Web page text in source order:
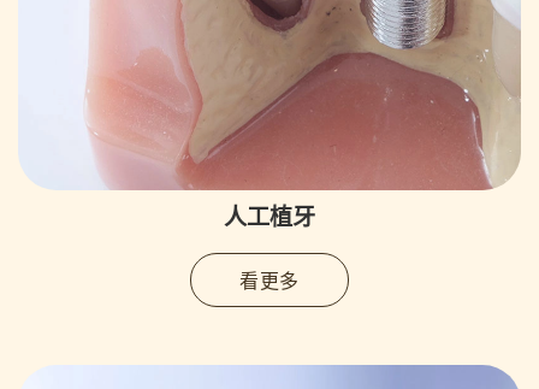
人工植牙
看更多